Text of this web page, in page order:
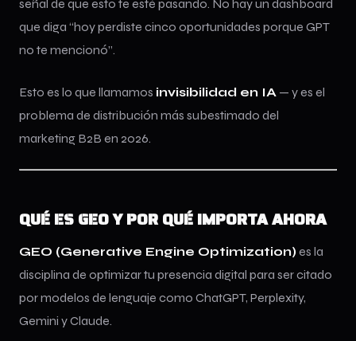
señal de que esto te esté pasando. No hay un dashboard
que diga “hoy perdiste cinco oportunidades porque GPT
no te mencionó”.
Esto es lo que llamamos invisibilidad en IA — y es el
problema de distribución más subestimado del
marketing B2B en 2026.
QUÉ ES GEO Y POR QUÉ IMPORTA AHORA
GEO (Generative Engine Optimization) es la
disciplina de optimizar tu presencia digital para ser citado
por modelos de lenguaje como ChatGPT, Perplexity,
Gemini y Claude.